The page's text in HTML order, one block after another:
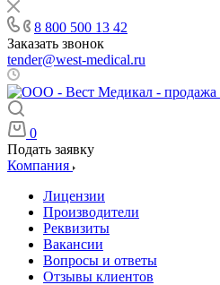
8 800 500 13 42
Заказать звонок
tender@west-medical.ru
0
Подать заявку
Компания
Лицензии
Производители
Реквизиты
Вакансии
Вопросы и ответы
Отзывы клиентов